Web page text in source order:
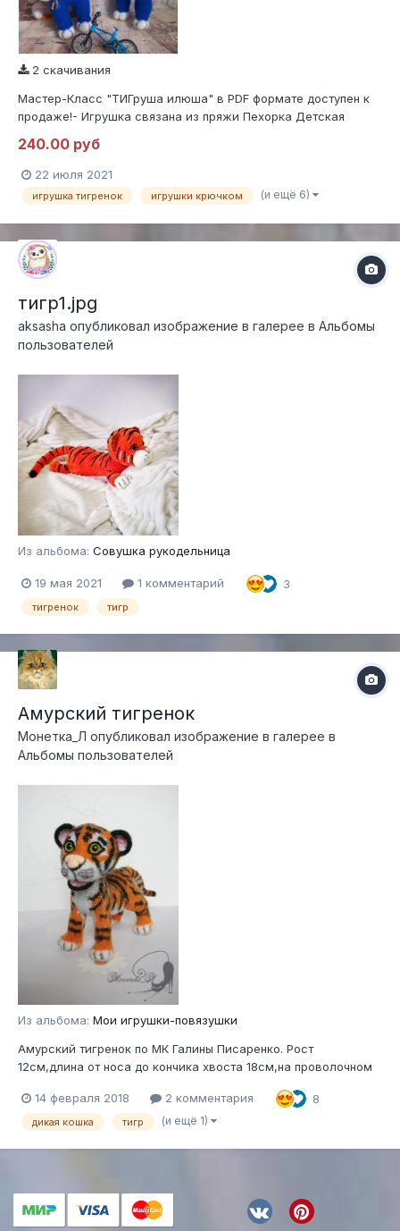
2 скачивания
Мастер-Класс "ТИГруша илюша" в PDF формате доступен к
продаже!- Игрушка связана из пряжи Пехорка Детская
текстового описания вязания.- фотографий процесса
вязания.- Описание вязания: Шапочки- Стоимость МК 240
₽___________________________________...
240.00 руб
22 июля 2021
игрушка тигренок игрушки крючком (и ещё 6)
тигр1.jpg
aksasha опубликовал изображение в галерее в Альбомы
пользователей
Из альбома: Совушка рукодельница
19 мая 2021 1 комментарий 3
тигренок тигр
Амурский тигренок
Монетка_Л опубликовал изображение в галерее в
Альбомы пользователей
Из альбома: Мои игрушки-повязушки
Амурский тигренок по МК Галины Писаренко. Рост
12см,длина от носа до кончика хвоста 18см,на проволочном
14 февраля 2018
2 комментария 8
дикая кошка тигр (и ещё 1)